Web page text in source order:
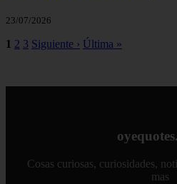
23/07/2026
1 2 3 Siguiente › Última »
Cosas curiosas, curiosidades,
mas